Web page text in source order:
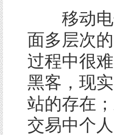
移动电
面多层次
过程中很
黑客，现
站的存在
交易中个